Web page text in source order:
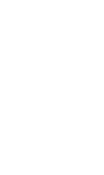
gratuita para
la
a los
espacio para